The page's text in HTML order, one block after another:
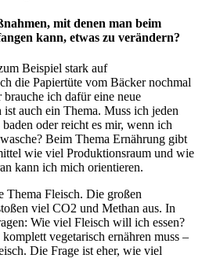
mit denen man beim
kann, etwas zu verändern?
Beispiel stark auf
die Papiertüte vom Bäcker nochmal
ich dafür eine neue
ist auch ein Thema. Muss ich jeden
oder reicht es mir, wenn ich
Beim Thema Ernährung gibt
wie viel Produktionsraum und wie
kann ich mich orientieren.
Thema Fleisch. Die großen
viel CO2 und Methan aus. In
Wie viel Fleisch will ich essen?
vegetarisch ernähren muss –
Die Frage ist eher, wie viel